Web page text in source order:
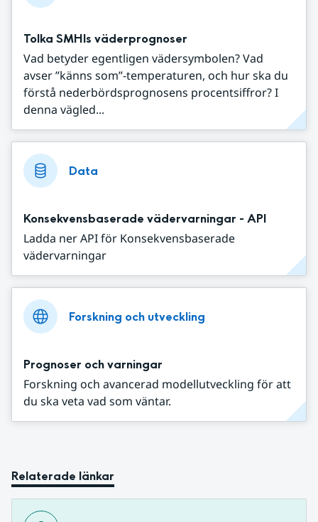
Tolka SMHIs väderprognoser
Vad betyder egentligen vädersymbolen? Vad
avser ”känns som”-temperaturen, och hur ska du
förstå nederbördsprognosens procentsiffror? I
denna vägled...
Data
Konsekvensbaserade vädervarningar - API
Ladda ner API för Konsekvensbaserade
vädervarningar
Forskning och utveckling
Prognoser och varningar
Forskning och avancerad modellutveckling för att
du ska veta vad som väntar.
Relaterade länkar